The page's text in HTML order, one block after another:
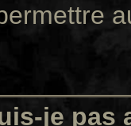
je pas